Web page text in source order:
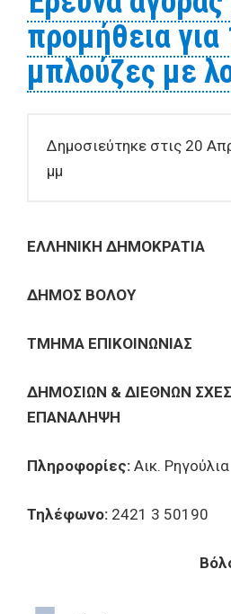
προμήθεια για
μπλούζες με
Δημοσιεύτηκε στις 20
μμ
ΕΛΛΗΝΙΚΗ ΔΗΜΟΚΡΑΤΙΑ
ΔΗΜΟΣ ΒΟΛΟΥ
ΤΜΗΜΑ ΕΠΙΚΟΙΝΩΝΙΑΣ
ΔΗΜΟΣΙΩΝ & ΔΙΕΘΝΩΝ
ΕΠΑΝΑΛΗΨΗ
Πληροφορίες: Αικ. Ρηγούλια
Τηλέφωνο: 2421 3 50190